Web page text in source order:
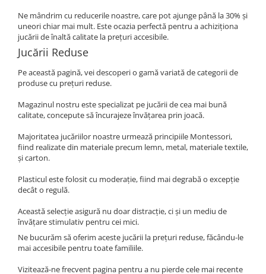
Ne mândrim cu reducerile noastre, care pot ajunge până la 30% și
uneori chiar mai mult. Este ocazia perfectă pentru a achiziționa
jucării de înaltă calitate la prețuri accesibile.
Jucării Reduse
Pe această pagină, vei descoperi o gamă variată de categorii de
produse cu prețuri reduse.
Magazinul nostru este specializat pe jucării de cea mai bună
calitate, concepute să încurajeze învățarea prin joacă.
Majoritatea jucăriilor noastre urmează principiile Montessori,
fiind realizate din materiale precum lemn, metal, materiale textile,
și carton.
Plasticul este folosit cu moderație, fiind mai degrabă o excepție
decât o regulă.
Această selecție asigură nu doar distracție, ci și un mediu de
învățare stimulativ pentru cei mici.
Ne bucurăm să oferim aceste jucării la prețuri reduse, făcându-le
mai accesibile pentru toate familiile.
Vizitează-ne frecvent pagina pentru a nu pierde cele mai recente